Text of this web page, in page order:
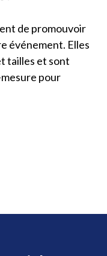
de promouvoir
événement. Elles
tailles et sont
pour